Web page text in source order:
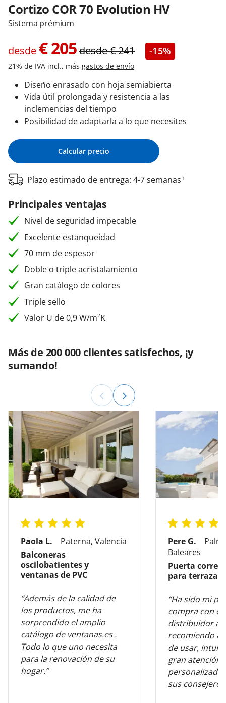
Cortizo COR 70 Evolution HV
Sistema prémium
desde €205desde€241 -15%
21% de IVA incl., más gastos de envío
Diseño enrasado con hoja semiabierta
Vida útil prolongada y resistencia a las
inclemencias del tiempo
Posibilidad de adaptarla a lo que necesites
Calcular precio
Plazo estimado de entrega: 4-7 semanas 1
Principales ventajas
Nivel de seguridad impecable
Excelente estanqueidad
70 mm de espesor
Doble o triple acristalamiento
Gran catálogo de colores
Triple sello
Valor U de 0,9 W/m²K
Más de 200 000 clientes satisfechos, ¡y
sumando!
Paola L.
Paterna, Valencia
Balconeras
oscilobatientes y
ventanas de PVC
“Además de la calidad de
los productos, me ha
sorprendido el amplio
catálogo de ventanas.es .
Todo lo que uno necesita
para la renovación de su
hogar.”
Pere G.
Baleares
Puerta
para terraza
“Ha sido mi
compra con
distribuidor
recomiendo al
de usar,
gran atención
personalizada
sus